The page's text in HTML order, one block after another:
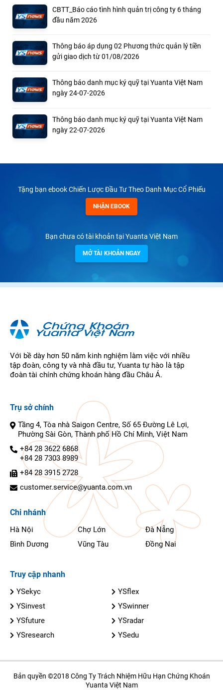
CBTT_Báo cáo tình hình quản trị công ty 6 tháng
đầu năm 2026
Thông báo áp dụng 02 Phương thức quản lý tiền
gửi giao dịch từ 01/08/2026
Thông báo danh mục ký quỹ tại Yuanta Việt Nam
ngày 24-07-2026
Thông báo danh mục ký quỹ tại Yuanta Việt Nam
ngày 22-07-2026
Tặng bạn ebook Chiến Lược Đầu Tư Theo Danh Mục Cổ Phiếu
NHẬN EBOOK
Bạn chưa có tài khoản tại Yuanta Việt Nam
MỞ TÀI KHOẢN NGAY
Với bề dày hơn 50 năm kinh nghiệm làm việc với nhiều
tập đoàn, công ty và nhà đầu tư, Yuanta tự hào là tập
đoàn tài chính chứng khoán hàng đầu Châu Á.
Trụ sở chính
Tầng 4, Tòa nhà Saigon Centre, Số 65 Đường Lê Lợi,
Phường Sài Gòn, Thành phố Hồ Chí Minh, Việt Nam
+84 28 3622 6868
+84 28 7303 8989
+84 28 3915 2728
customer.service@yuanta.com.vn
Chi nhánh
Hà Nội Chợ Lớn
Đà Nẵng
Bình Dương
Vũng Tàu Đồng Nai
Truy cập nhanh
YSekyc
YSflex
YSinvest
YSwinner
YSfuture
YSradar
YSresearch
YSedu
Bản quyền ©2018 Công Ty Trách Nhiệm Hữu Hạn Chứng Khoán
Yuanta Việt Nam